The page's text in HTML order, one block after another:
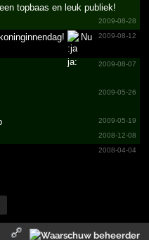
topbaas en leuk publiek!
2009-08-28
2009-08-12
Nu
2009-08-07
2009-05-26
2009-05-19
2008-12-08
2008-04-04